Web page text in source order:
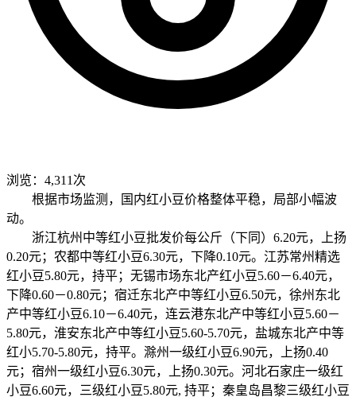
浏览：4,311次
根据市场监测，国内红小豆价格整体平稳，局部小幅波
动。
浙江杭州中等红小豆批发价每公斤（下同）6.20元，上扬
0.20元；农都中等红小豆6.30元，下降0.10元。江苏常州精选
红小豆5.80元，持平；无锡市场东北产红小豆5.60－6.40元，
下降0.60－0.80元；宿迁东北产中等红小豆6.50元，徐州东北
产中等红小豆6.10－6.40元，连云港东北产中等红小豆5.60－
5.80元，淮安东北产中等红小豆5.60-5.70元，盐城东北产中等
红小5.70-5.80元，持平。滁州一级红小豆6.90元，上扬0.40
元；宿州一级红小豆6.30元，上扬0.30元。河北石家庄一级红
小豆6.60元，三级红小豆5.80元, 持平；秦皇岛昌黎三级红小豆